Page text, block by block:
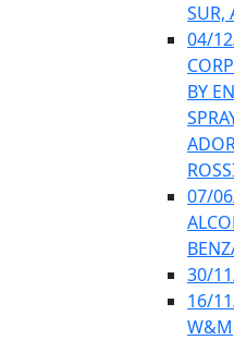
SUR,
04/
BY
07/
30/
16/
W&M